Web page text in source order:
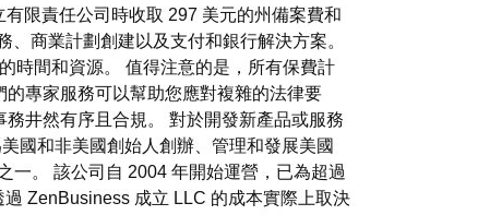
有限責任公司時收取 297 美元的州備案費和
商業計劃創建以及支付和銀行解決方案。
時間和資源。 值得注意的是，所有保費計
的專家服務可以幫助您應對複雜的法律要
井然有序且合規。 對於開發新產品或服務
國和非美國創始人創辦、管理和發展美國
一。 該公司自 2004 年開始運營，已為超過
過 ZenBusiness 成立 LLC 的成本實際上取決